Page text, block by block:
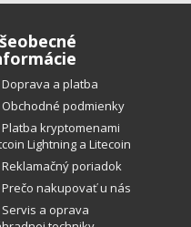
Doprava a platba
Obchodné podmienky
Platba kryptomenami
Lightning a Litecoin
Reklamačný poriadok
Prečo nakupovať u nás
Servis a oprava